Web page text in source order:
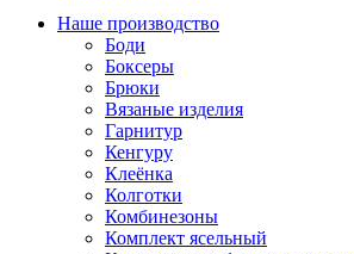
Наше производство
Боди
Боксеры
Брюки
Вязаные изделия
Гарнитур
Кенгуру
Клеёнка
Колготки
Комбинезоны
Комплект ясельный